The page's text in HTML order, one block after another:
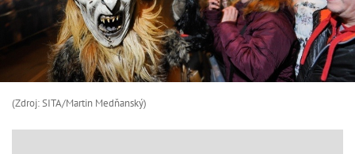
(Zdroj: SITA/Martin Medňanský)